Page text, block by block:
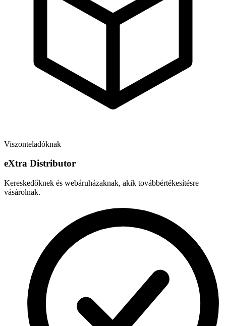
Viszonteladóknak
eXtra Distributor
Kereskedőknek és webáruházaknak, akik továbbértékesítésre
vásárolnak.